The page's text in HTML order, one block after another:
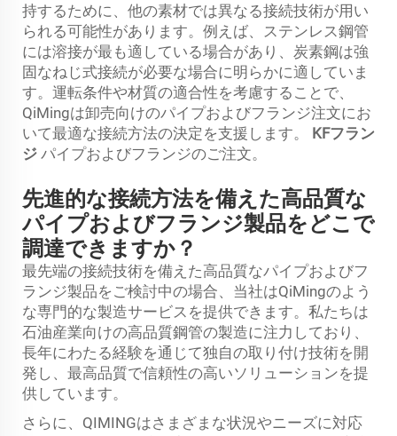
持するために、他の素材では異なる接続技術が用い
られる可能性があります。例えば、ステンレス鋼管
には溶接が最も適している場合があり、炭素鋼は強
固なねじ式接続が必要な場合に明らかに適していま
す。運転条件や材質の適合性を考慮することで、
QiMingは卸売向けのパイプおよびフランジ注文にお
いて最適な接続方法の決定を支援します。 KFフラン
ジ パイプおよびフランジのご注文。
先進的な接続方法を備えた高品質な
パイプおよびフランジ製品をどこで
調達できますか？
最先端の接続技術を備えた高品質なパイプおよびフ
ランジ製品をご検討中の場合、当社はQiMingのよう
な専門的な製造サービスを提供できます。私たちは
石油産業向けの高品質鋼管の製造に注力しており、
長年にわたる経験を通じて独自の取り付け技術を開
発し、最高品質で信頼性の高いソリューションを提
供しています。
さらに、QIMINGはさまざまな状況やニーズに対応